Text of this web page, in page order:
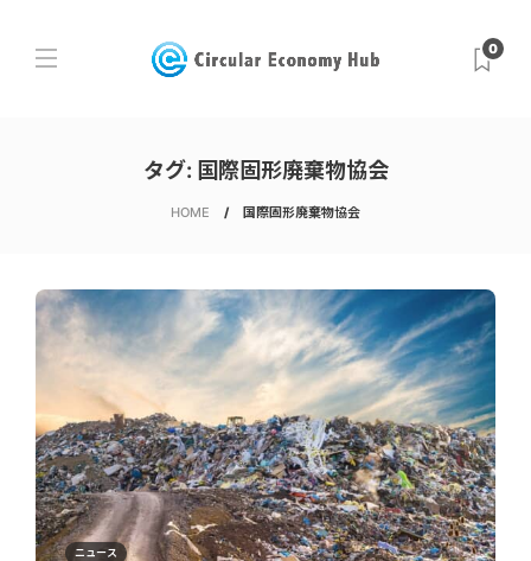
0
タグ: 国際固形廃棄物協会
HOME 国際固形廃棄物協会
ニュース